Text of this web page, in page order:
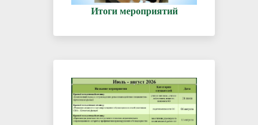
Итоги мероприятий